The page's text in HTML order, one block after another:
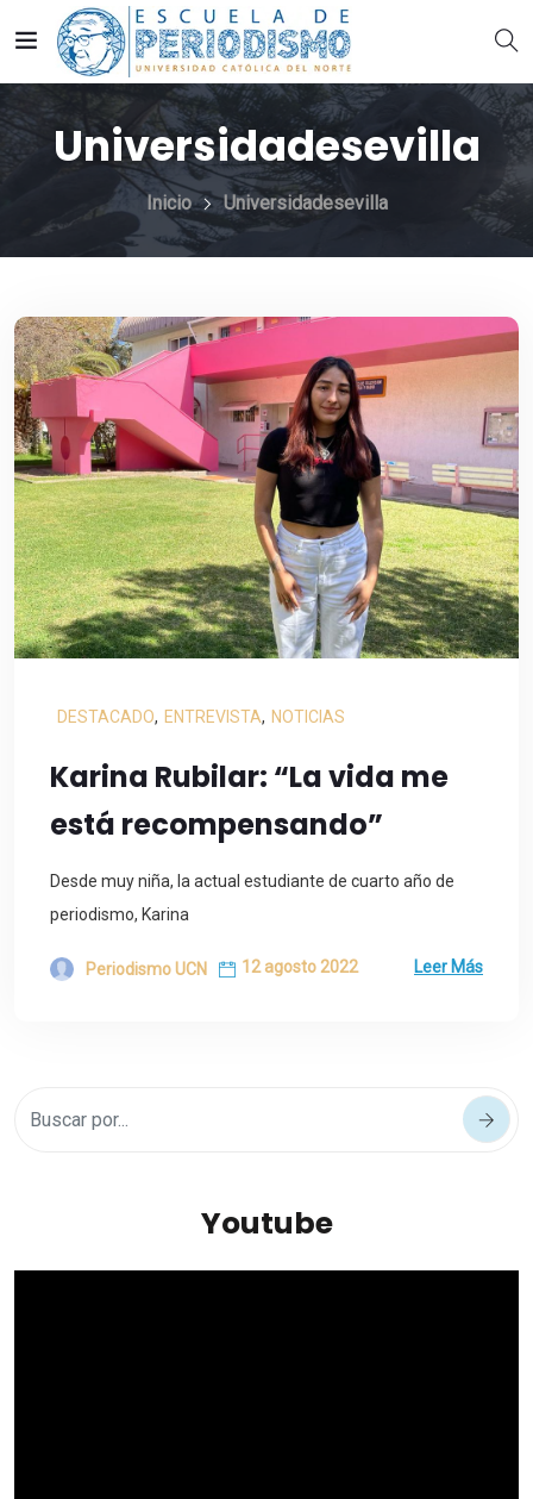
Universidadesevilla
Inicio Universidadesevilla
DESTACADO, ENTREVISTA, NOTICIAS
Karina Rubilar: “La vida me
está recompensando”
Desde muy niña, la actual estudiante de cuarto año de
periodismo, Karina
Periodismo UCN 12 agosto 2022 Leer Más
Youtube